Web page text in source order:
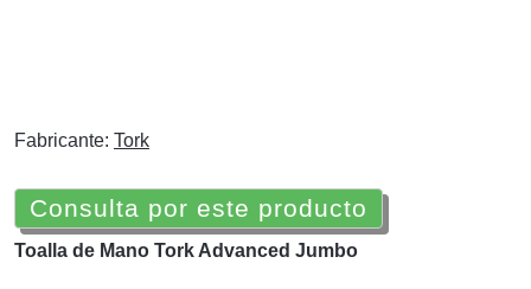
Fabricante: Tork
Consulta por este producto
Toalla de Mano Tork Advanced Jumbo